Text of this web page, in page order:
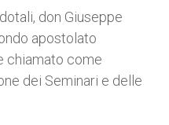
don Giuseppe
apostolato
chiamato come
dei Seminari e delle